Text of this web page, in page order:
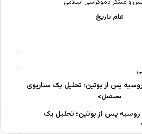
روسیه پس از پوتین؛ تحلیل یک